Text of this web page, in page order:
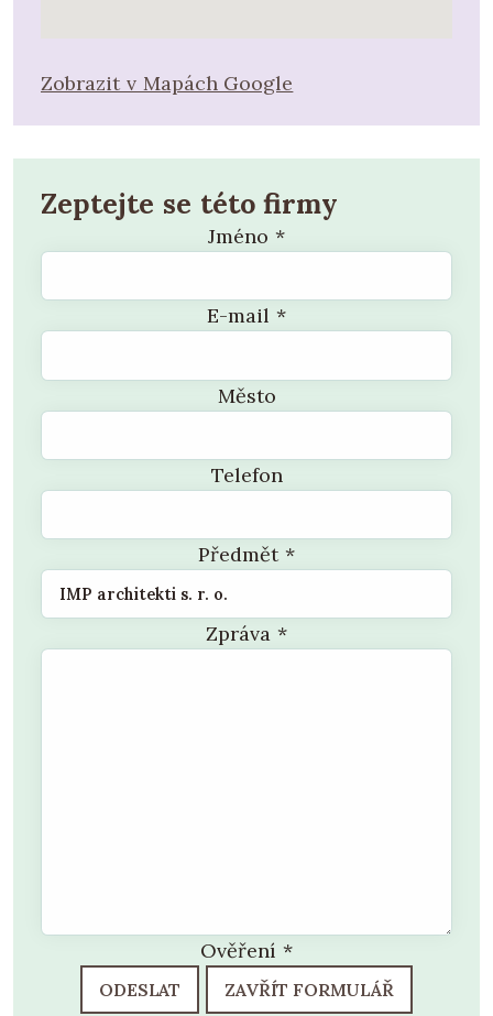
Zobrazit v Mapách Google
Zeptejte se této firmy
Jméno *
E-mail *
Město
Telefon
Předmět*
Zpráva *
Ověření *
ODESLAT ZAVŘÍT FORMULÁŘ